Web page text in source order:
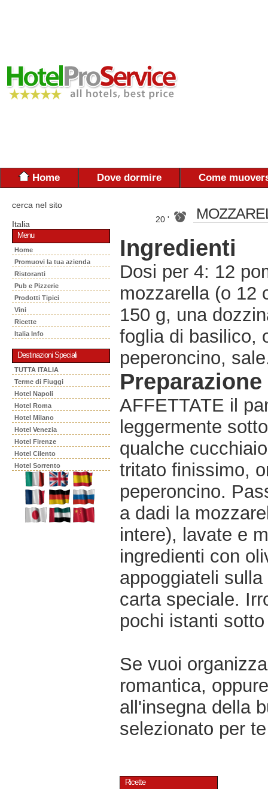
Home Dove dormire Come
cerca nel sito
Italia
Menu
Home
Promuovi la tua azienda
Ristoranti
Pub e Pizzerie
Prodotti Tipici
Vini
Ricette
Italia Info
Destinazioni Speciali
TUTTA ITALIA
Terme di Fiuggi
Hotel Napoli
Hotel Roma
Hotel Milano
Hotel Venezia
Hotel Firenze
Hotel Cilento
Hotel Sorrento
20 '
Ingredienti
Dosi per 4: 12
mozzarella (o 12
150 g, una
foglia di basilico,
peperoncino,
Preparazione
AFFETTATE il
leggermente
qualche
tritato finissimo,
peperoncino.
a dadi la
intere), lavate e
ingredienti con
appoggiateli
carta speciale.
pochi istanti
Se vuoi
romantica,
all'insegna della
selezionato per
Ricette